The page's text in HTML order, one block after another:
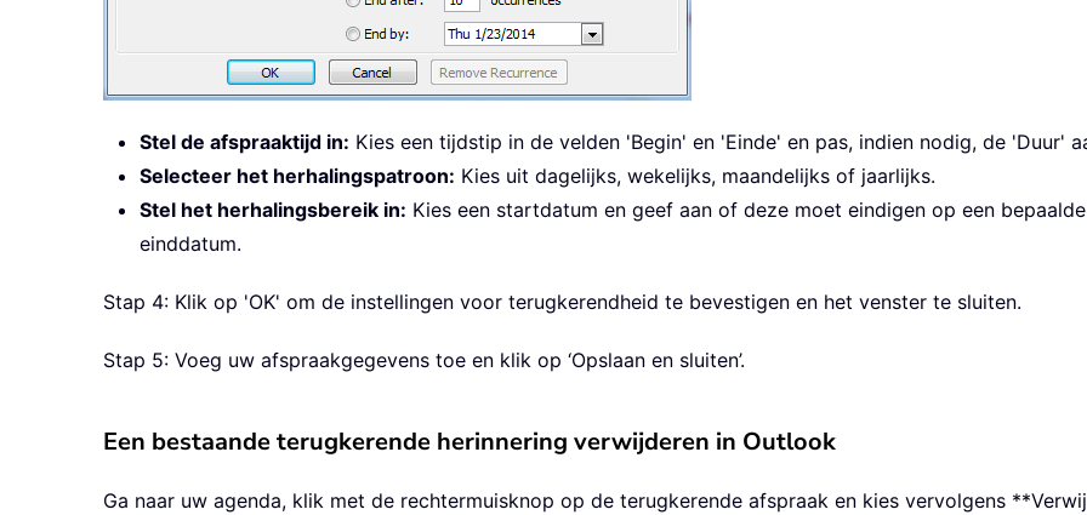
Stel de afspraaktijd in: Kies een tijdstip in de velden 'Begin' en 'Einde' en pas, indien nodig, de 'Duur'
Selecteer het herhalingspatroon: Kies uit dagelijks, wekelijks, maandelijks of jaarlijks.
Stel het herhalingsbereik in: Kies een startdatum en geef aan of deze moet eindigen op een
einddatum.
Stap 4: Klik op 'OK' om de instellingen voor terugkerendheid te bevestigen en het venster te sluiten.
Stap 5: Voeg uw afspraakgegevens toe en klik op ‘Opslaan en sluiten’.
Een bestaande terugkerende herinnering verwijderen in Outlook
Ga naar uw agenda, klik met de rechtermuisknop op de terugkerende afspraak en kies vervolgens